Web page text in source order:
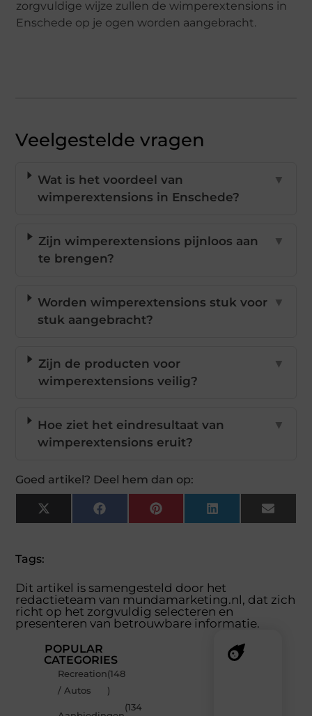
zorgvuldige wijze zullen de wimperextensions in
Enschede op je ogen worden aangebracht.
Veelgestelde vragen
Wat is het voordeel van
wimperextensions in Enschede?
▼
Zijn wimperextensions pijnloos aan
te brengen?
▼
Worden wimperextensions stuk voor
stuk aangebracht?
▼
Zijn de producten voor
wimperextensions veilig?
▼
Hoe ziet het eindresultaat van
wimperextensions eruit?
▼
Goed artikel? Deel hem dan op:
X
(Twitter)
FacebookPinterestLinkedInEmail
Tags:
Dit artikel is samengesteld door het
redactieteam van mundamarketing.nl, dat zich
richt op het zorgvuldig selecteren en
presenteren van betrouwbare informatie.
POPULAR
CATEGORIES
Recreation
/ Autos
(148
)
(134